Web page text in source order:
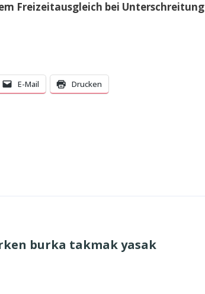
Freizeitausgleich bei
E-Mail Drucken
burka takmak yasak